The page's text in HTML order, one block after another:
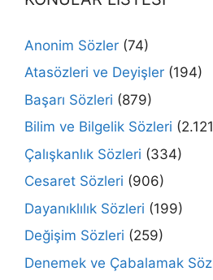
Anonim Sözler (74)
Atasözleri ve Deyişler (194)
Başarı Sözleri (879)
Bilim ve Bilgelik Sözleri
Çalışkanlık Sözleri (334)
Cesaret Sözleri (906)
Dayanıklılık Sözleri (199)
Değişim Sözleri (259)
Denemek ve Çabalamak